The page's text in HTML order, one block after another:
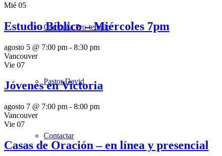
Campaña Pro-templo
Pastor David
Contactar
Mié 05
Estudio Bíblico – Miércoles 7pm
agosto 5 @ 7:00 pm - 8:30 pm
Vancouver
Vie 07
Jóvenes en Victoria
agosto 7 @ 7:00 pm - 8:00 pm
Vancouver
Vie 07
Casas de Oración – en línea y presencial